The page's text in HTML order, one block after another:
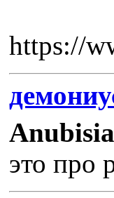
https://
это про